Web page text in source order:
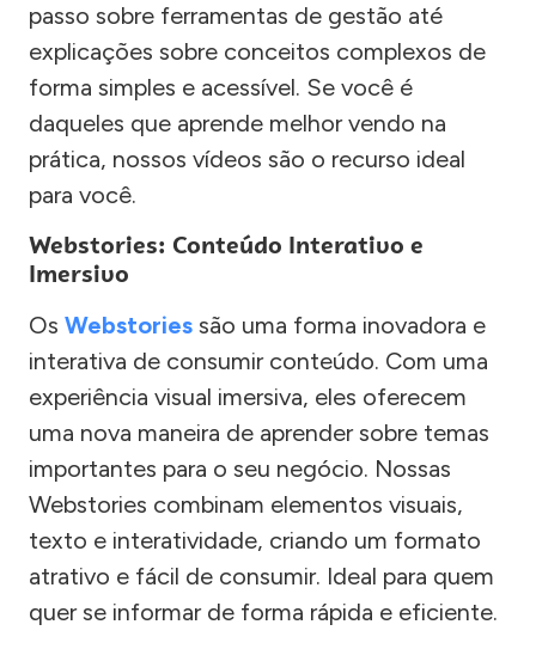
passo sobre ferramentas de gestão até
explicações sobre conceitos complexos de
forma simples e acessível. Se você é
daqueles que aprende melhor vendo na
prática, nossos vídeos são o recurso ideal
para você.
Webstories: Conteúdo Interativo e
Imersivo
Os Webstories são uma forma inovadora e
interativa de consumir conteúdo. Com uma
experiência visual imersiva, eles oferecem
uma nova maneira de aprender sobre temas
importantes para o seu negócio. Nossas
Webstories combinam elementos visuais,
texto e interatividade, criando um formato
atrativo e fácil de consumir. Ideal para quem
quer se informar de forma rápida e eficiente.